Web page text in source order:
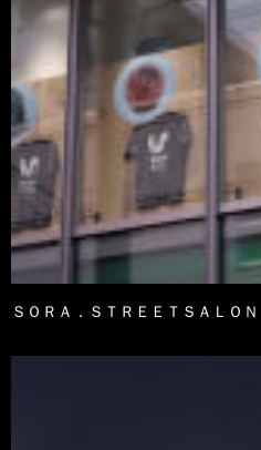
ＳＯＲＡ．ＳＴＲＥＥＴＳＡＬＯＮ